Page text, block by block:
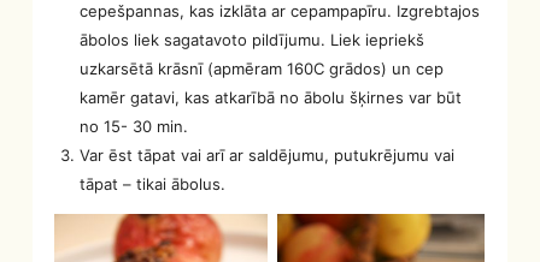
cepešpannas, kas izklāta ar cepampapīru. Izgrebtajos
ābolos liek sagatavoto pildījumu. Liek iepriekš
uzkarsētā krāsnī (apmēram 160C grādos) un cep
kamēr gatavi, kas atkarībā no ābolu šķirnes var būt
no 15- 30 min.
Var ēst tāpat vai arī ar saldējumu, putukrējumu vai
tāpat – tikai ābolus.